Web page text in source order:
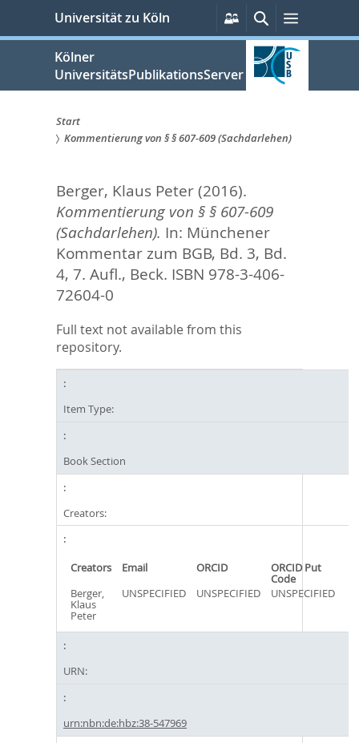
springen
Universität zu Köln
Persönliche
Services
SucheMenü
Kölner
UniversitätsPublikationsServer
Sie
sind
hier:
Start
Kommentierung von § § 607-609 (Sachdarlehen)
Berger, Klaus Peter(2016).
Kommentierung von § § 607-609
(Sachdarlehen). In: Münchener
Kommentar zum BGB, Bd. 3, Bd.
4, 7. Aufl., Beck. ISBN 978-3-406-
72604-0
Full text not available from this
repository.
Item Type:
Book Section
Creators:
Creators Email ORCID ORCID Put
Code
Berger,
Klaus
Peter
UNSPECIFIED UNSPECIFIED UNSPECIFIED
URN:
urn:nbn:de:hbz:38-547969